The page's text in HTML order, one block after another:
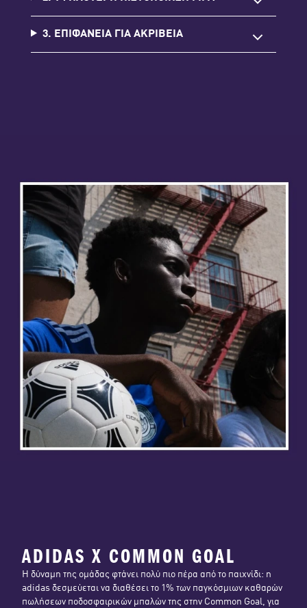
3. ΕΠΙΦΑΝΕΙΑ ΓΙΑ ΑΚΡΙΒΕΙΑ
ADIDAS X COMMON GOAL
Η δύναμη της ομάδας φτάνει πολύ πιο πέρα από το παιχνίδι: η
adidas δεσμεύεται να διαθέσει το 1% των παγκόσμιων καθαρών
πωλήσεων ποδοσφαιρικών μπαλών της στην Common Goal, για